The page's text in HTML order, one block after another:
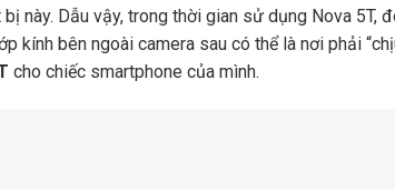
này. Dẫu vậy, trong thời gian sử dụng Nova 5T,
bên ngoài camera sau có thể là nơi phải
cho chiếc smartphone của mình.